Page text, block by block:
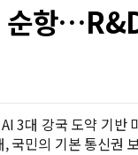
항
3대 강국 도약 기반
국민의 기본 통신권